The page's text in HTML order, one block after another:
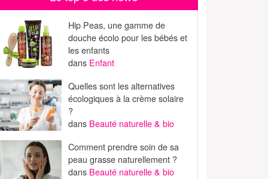
Hip Peas, une gamme de
douche écolo pour les bébés et
les enfants
dans Enfant
Quelles sont les alternatives
écologiques à la crème solaire
?
dans Beauté naturelle & bio
Comment prendre soin de sa
peau grasse naturellement ?
dans Beauté naturelle & bio